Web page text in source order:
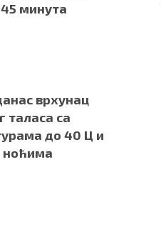
минута
врхунац
таласа са
до 40 Ц и
ноћима